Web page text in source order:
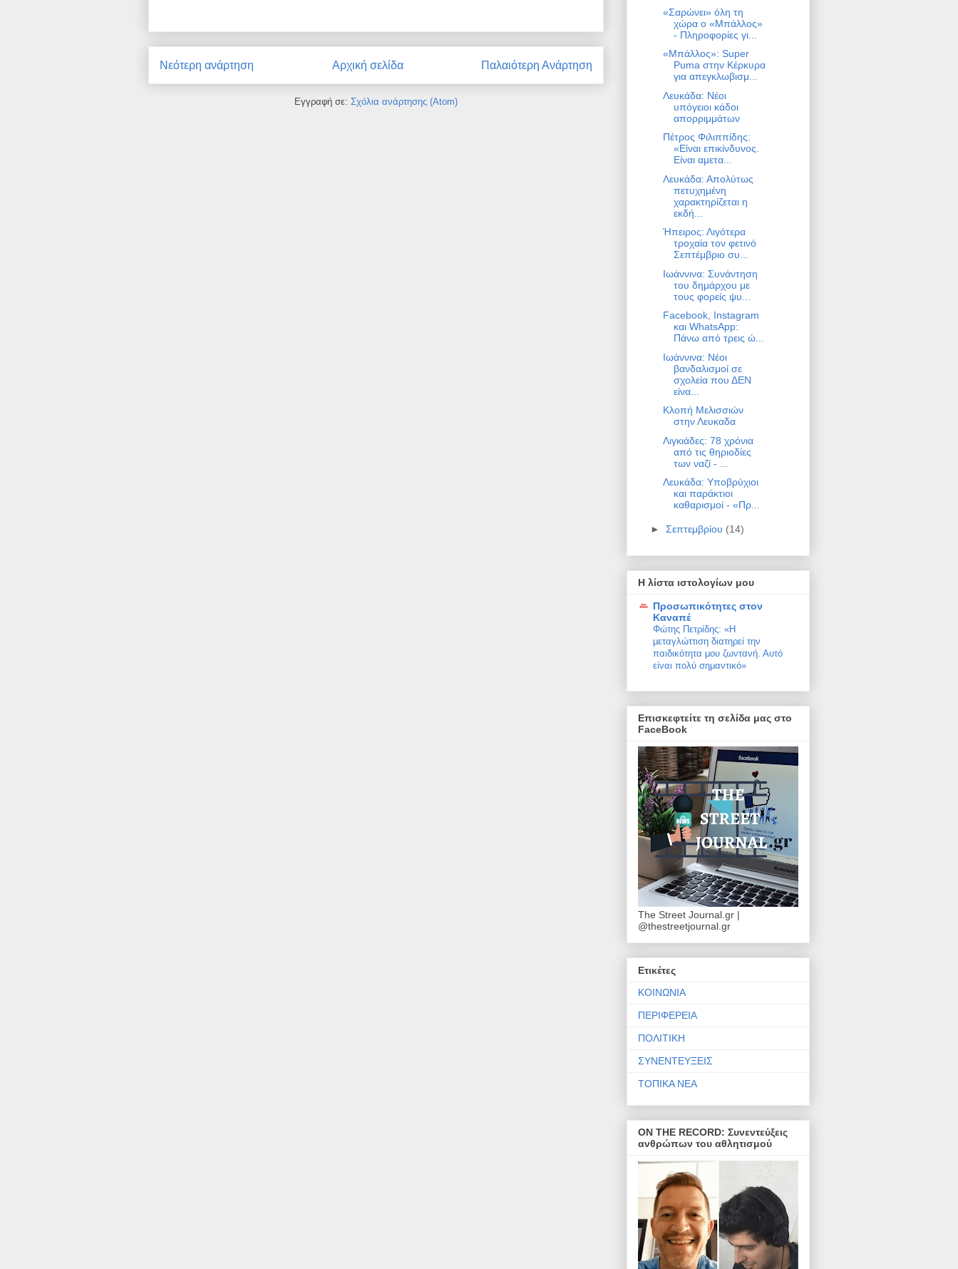
Νεότερη ανάρτηση Παλαιότερη Ανάρτηση
Αρχική σελίδα
Εγγραφή σε: Σχόλια ανάρτησης (Atom)
«Σαρώνει» όλη τη
χώρα ο «Μπάλλος»
- Πληροφορίες γι...
«Μπάλλος»: Super
Puma στην Κέρκυρα
για απεγκλωβισμ...
Λευκάδα: Νέοι
υπόγειοι κάδοι
απορριμμάτων
Πέτρος Φιλιππίδης:
«Είναι επικίνδυνος.
Είναι αμετα...
Λευκάδα: Απολύτως
πετυχημένη
χαρακτηρίζεται η
εκδή...
Ήπειρος: Λιγότερα
τροχαία τον φετινό
Σεπτέμβριο συ...
Ιωάννινα: Συνάντηση
του δημάρχου με
τους φορείς ψυ...
Facebook, Instagram
και WhatsApp:
Πάνω από τρεις ώ...
Ιωάννινα: Νέοι
βανδαλισμοί σε
σχολεία που ΔΕΝ
είνα...
Κλοπή Μελισσιών
στην Λευκαδα
Λιγκιάδες: 78 χρόνια
από τις θηριοδίες
των ναζί - ...
Λευκάδα: Υποβρύχιοι
και παράκτιοι
καθαρισμοί - «Πρ...
► Σεπτεμβρίου (14)
Η λίστα ιστολογίων μου
Προσωπικότητες στον
Καναπέ
Φώτης Πετρίδης: «Η
μεταγλώττιση διατηρεί την
παιδικότητα μου ζωντανή. Αυτό
είναι πολύ σημαντικό»
Επισκεφτείτε τη σελίδα μας στο
FaceBook
The Street Journal.gr |
@thestreetjournal.gr
Ετικέτες
ΚΟΙΝΩΝΙΑ
ΠΕΡΙΦΕΡΕΙΑ
ΠΟΛΙΤΙΚΗ
ΣΥΝΕΝΤΕΥΞΕΙΣ
ΤΟΠΙΚΑ ΝΕΑ
ON THE RECORD: Συνεντεύξεις
ανθρώπων του αθλητισμού